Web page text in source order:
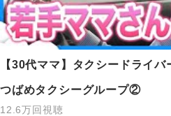
【30代ママ】タクシードライ
つばめタクシーグループ②
12.6万回視聴